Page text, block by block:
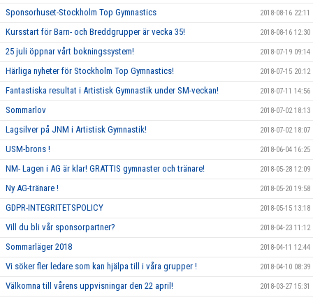
Sponsorhuset-Stockholm Top Gymnastics 2018-08-16 22:11
Kursstart för Barn- och Breddgrupper är vecka 35! 2018-08-16 12:30
25 juli öppnar vårt bokningssystem! 2018-07-19 09:14
Härliga nyheter för Stockholm Top Gymnastics! 2018-07-15 20:12
Fantastiska resultat i Artistisk Gymnastik under SM-veckan! 2018-07-11 14:56
Sommarlov 2018-07-02 18:13
Lagsilver på JNM i Artistisk Gymnastik! 2018-07-02 18:07
USM-brons ! 2018-06-04 16:25
NM- Lagen i AG är klar! GRATTIS gymnaster och tränare! 2018-05-28 12:09
Ny AG-tränare ! 2018-05-20 19:58
GDPR-INTEGRITETSPOLICY 2018-05-15 13:18
Vill du bli vår sponsorpartner? 2018-04-23 11:12
Sommarläger 2018 2018-04-11 12:44
Vi söker fler ledare som kan hjälpa till i våra grupper ! 2018-04-10 08:39
Välkomna till vårens uppvisningar den 22 april! 2018-03-27 15:31